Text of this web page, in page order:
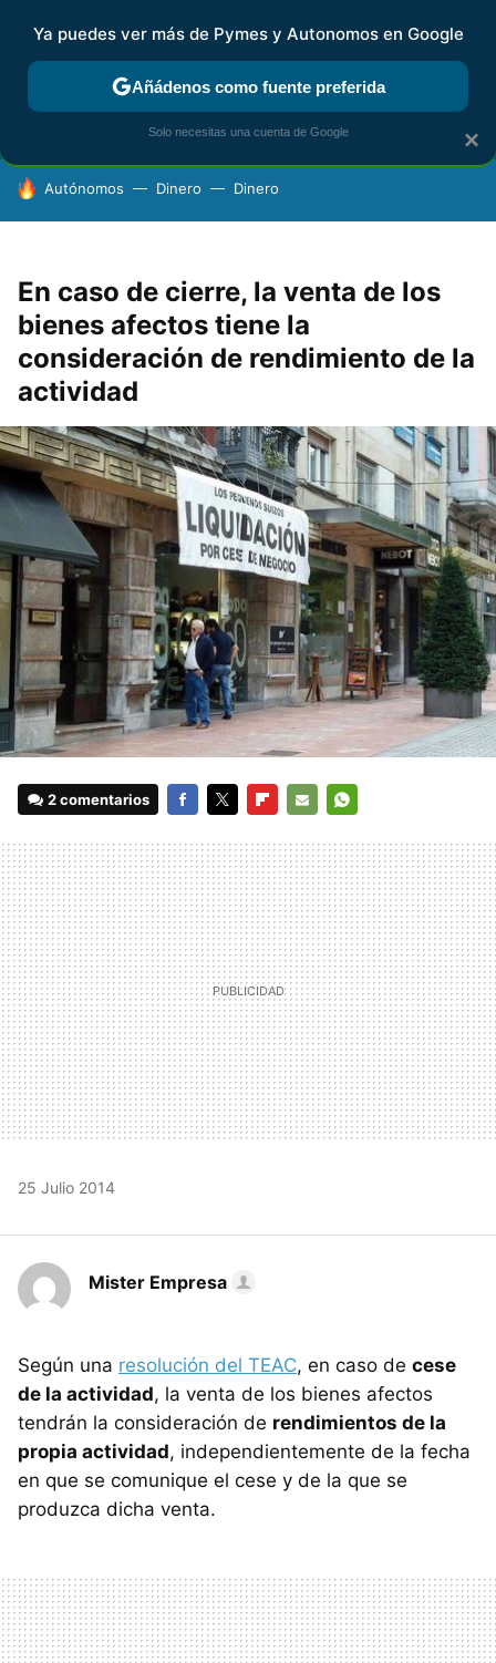
FISCALIDAD Y CONTABILIDAD KIT DIGITAL RENTA
HOY SE HABLA DE
Autónomos Dinero Dinero
En caso de cierre, la venta de los
bienes afectos tiene la
consideración de rendimiento de la
actividad
2 comentarios
MAIL
25 Julio 2014
Mister Empresa
Según una resolución del TEAC, en caso de cese
de la actividad, la venta de los bienes afectos
tendrán la consideración de rendimientos de la
propia actividad, independientemente de la fecha
en que se comunique el cese y de la que se
produzca dicha venta.
×
Ya puedes ver más de Pymes y Autonomos en Google
Añádenos como fuente preferida
Solo necesitas una cuenta de Google